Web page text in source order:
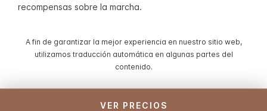
VER PRECIOS
recompensas sobre la marcha.
A fin de garantizar la mejor experiencia en nuestro sitio web,
utilizamos traducción automática en algunas partes del
contenido.
© 2026 IHG. Todos los derechos reservados. La mayoría